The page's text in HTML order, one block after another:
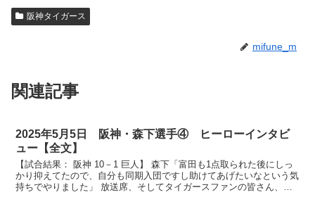
阪神タイガース
mifune_m
関連記事
2025年5月5日 阪神・森下選手④ ヒーローインタビ
ュー【全文】
【試合結果： 阪神 10－1 巨人】 森下「富田も1点取られた後にしっ
かり抑えてたので、自分も同期入団ですし助けてあげたいなという気
持ちでやりました」 放送席、そしてタイガースファンの皆さん、ヒ